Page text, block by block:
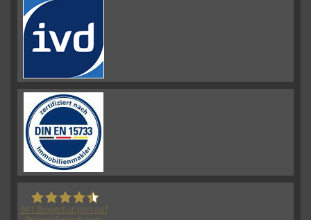
941 Bewertungen auf